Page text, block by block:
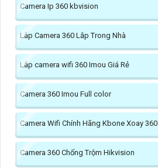
Camera Ip 360 kbvision
Lắp Camera 360 Lắp Trong Nhà
Lắp camera wifi 360 Imou Giá Rẻ
Camera 360 Imou Full color
Camera Wifi Chính Hãng Kbone Xoay 360
Camera 360 Chống Trộm Hikvision